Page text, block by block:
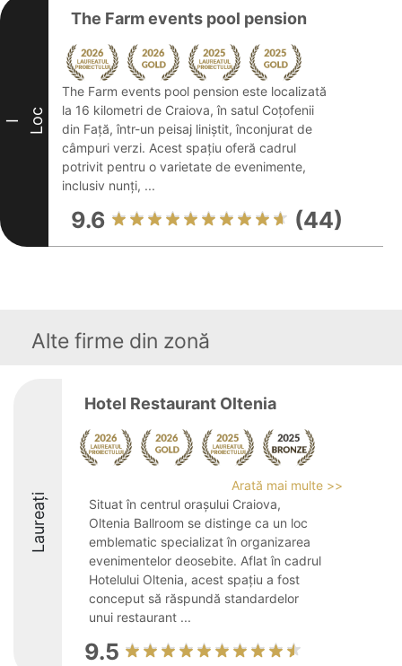
I Loc
The Farm events pool pension
The Farm events pool pension este localizată
la 16 kilometri de Craiova, în satul Coțofenii
din Față, într-un peisaj liniștit, înconjurat de
câmpuri verzi. Acest spațiu oferă cadrul
potrivit pentru o varietate de evenimente,
inclusiv nunți, ...
9.6 (44)
Alte firme din zonă
Laureați
Hotel Restaurant Oltenia
Arată mai multe >>
Situat în centrul orașului Craiova,
Oltenia Ballroom se distinge ca un loc
emblematic specializat în organizarea
evenimentelor deosebite. Aflat în cadrul
Hotelului Oltenia, acest spațiu a fost
conceput să răspundă standardelor
unui restaurant ...
9.5